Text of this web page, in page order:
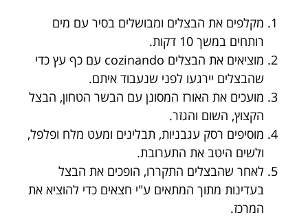
מקלפים את הבצלים ומבושלים בסיר עם מים
רותחים במשך 10 דקות.
מוציאים את הבצלים cozinando עם כף עץ כדי
שהבצלים יירגעו לפני שנעבוד איתם.
מועכים את האורז המסונן עם הבשר הטחון, הבצל
הקצוץ, השום והגזר.
מוסיפים רסק עגבניות, תבלינים ומעט מלח ופלפל,
ולשים היטב את התערובת.
לאחר שהבצלים התקררו, הופכים את הבצל
בעדינות מתוך המתאים ע"י חצאים כדי להוציא את
המרכז.